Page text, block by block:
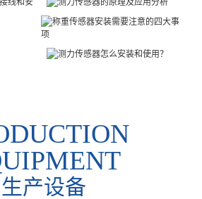
传感器及其安全和使用寿命有关。下
面我们将与您分享称重传感器在机
械...
生产设备